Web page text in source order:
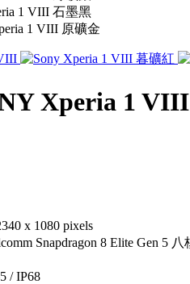
Xperia 1 VIII
x 1080 pixels
Snapdragon 8 Elite Gen 5
/ IP68